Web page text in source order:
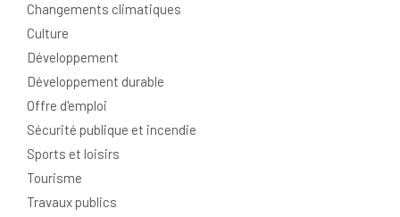
Changements climatiques
Culture
Développement
Développement durable
Offre d'emploi
Sécurité publique et incendie
Sports et loisirs
Tourisme
Travaux publics